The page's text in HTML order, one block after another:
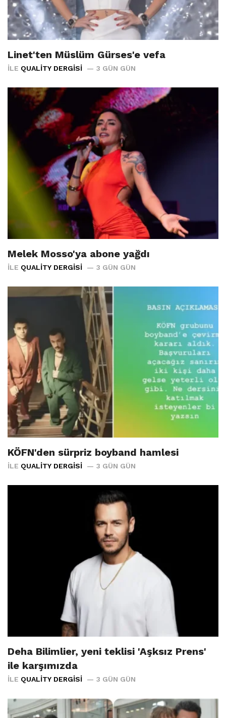
Linet'ten Müslüm Gürses'e vefa
İLE QUALITY DERGISI 3 GÜN GÜN
Melek Mosso'ya abone yağdı
İLE QUALITY DERGISI 3 GÜN GÜN
KÖFN'den sürpriz boyband hamlesi
İLE QUALITY DERGISI 3 GÜN GÜN
Deha Bilimlier, yeni teklisi 'Aşksız Prens'
ile karşımızda
İLE QUALITY DERGISI 3 GÜN GÜN